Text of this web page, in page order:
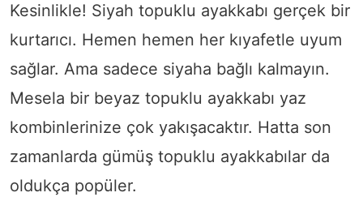
Kesinlikle! Siyah topuklu ayakkabı gerçek bir
kurtarıcı. Hemen hemen her kıyafetle uyum
sağlar. Ama sadece siyaha bağlı kalmayın.
Mesela bir beyaz topuklu ayakkabı yaz
kombinlerinize çok yakışacaktır. Hatta son
zamanlarda gümüş topuklu ayakkabılar da
oldukça popüler.